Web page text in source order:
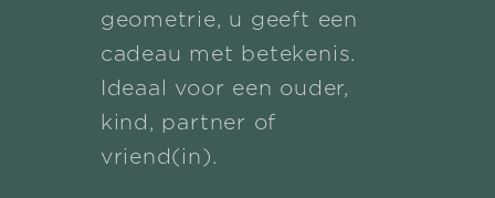
geometrie, u geeft een
cadeau met betekenis.
Ideaal voor een ouder,
kind, partner of
vriend(in).